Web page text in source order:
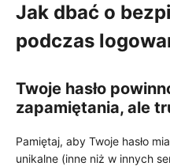
Jak dbać o
podczas
Twoje hasło
zapamiętania, ale
Pamiętaj, aby Twoje hasło
unikalne (inne niż w innych